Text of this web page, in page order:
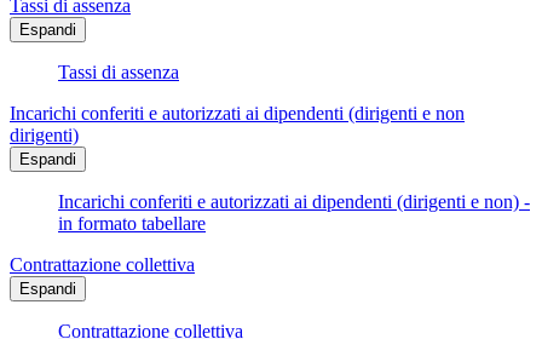
Tassi di assenza
Espandi
Tassi di assenza
Incarichi conferiti e autorizzati ai dipendenti (dirigenti e non
dirigenti)
Espandi
Incarichi conferiti e autorizzati ai dipendenti (dirigenti e non) -
in formato tabellare
Contrattazione collettiva
Espandi
Contrattazione collettiva